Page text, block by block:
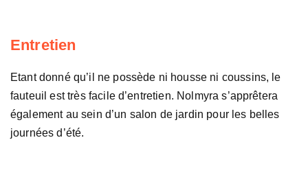
Entretien
Etant donné qu’il ne possède ni housse ni coussins, le
fauteuil est très facile d’entretien. Nolmyra s’apprêtera
également au sein d’un salon de jardin pour les belles
journées d’été.